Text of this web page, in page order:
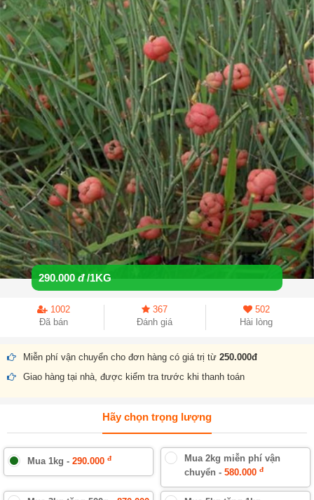
290.000 đ /1KG
1002
Đã bán
367
Đánh giá
502
Hài lòng
Miễn phí vận chuyển cho đơn hàng có giá trị từ 250.000đ
Giao hàng tại nhà, được kiểm tra trước khi thanh toán
Hãy chọn trọng lượng
Mua 1kg - 290.000 đ
Mua 2kg miễn phí vận
chuyển - 580.000 đ